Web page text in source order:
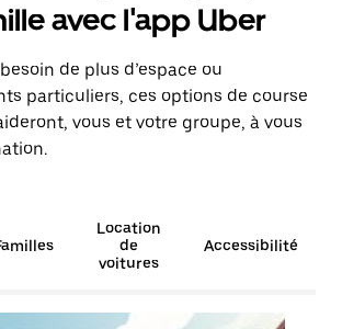
avec l'app Uber
de plus d’espace ou
particuliers, ces options de course
vous et votre groupe, à vous
Location
de
voitures
Accessibilité